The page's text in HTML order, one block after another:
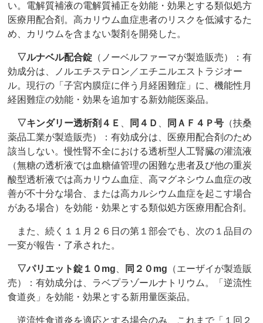
い。電解質補液の電解質補正を効能・効果とする類似処方
医療用配合剤。高カリウム血症患者のリスクを低減するた
め、カリウムを含まない製剤を開発した。
▽ルナベル配合錠 （ノーベルファーマが製造販売）：有
効成分は、ノルエチステロン／エチニルエストラジオー
ル。現行の「子宮内膜症に伴う月経困難症」に、機能性月
経困難症の効能・効果を追加する新効能医薬品。
▽キンダリー透析剤４Ｅ 同４Ｄ 同ＡＦ４Ｐ号 （扶桑
薬品工業が製造販売）：有効成分は、医療用配合剤のため
該当しない。慢性腎不全における透析型人工腎臓の灌流液
（無糖の透析液では血糖値管理の困難な患者及び他の重炭
酸型透析液では高カリウム血症、高マグネシウム血症の改
善が不十分な場合、または高カルシウム血症を起こす場合
がある場合）を効能・効果とする類似処方医療用配合剤。
また、続く１１月２６日の第１部会でも、次の１品目の
一変が報告・了承された。
▽パリエット錠１０mg 同２０mg （エーザイが製造販
売）：有効成分は、ラベプラゾールナトリウム。「逆流性
食道炎」を効能・効果とする新用量医薬品。
逆流性食道炎を適応とする場合のみ、これまで「１回２